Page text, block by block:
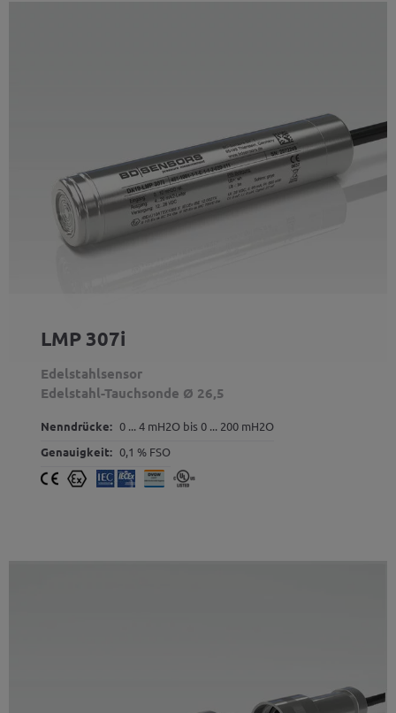
LMP 307i
Edelstahlsensor
Edelstahl-Tauchsonde Ø 26,5
Nenndrücke: 0 ... 4 mH2O bis 0 ... 200 mH2O
Genauigkeit: 0,1 % FSO